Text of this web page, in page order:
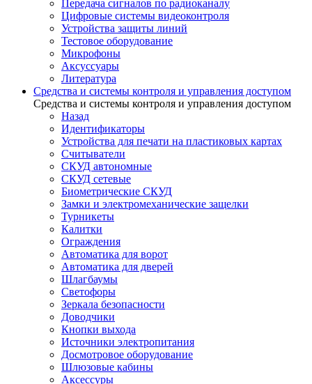
Передача сигналов по радиоканалу
Цифровые системы видеоконтроля
Устройства защиты линий
Тестовое оборудование
Микрофоны
Аксуссуары
Литература
Средства и системы контроля и управления доступом
Средства и системы контроля и управления доступом
Назад
Идентификаторы
Устройства для печати на пластиковых картах
Считыватели
СКУД автономные
СКУД сетевые
Биометрические СКУД
Замки и электромеханические защелки
Турникеты
Калитки
Ограждения
Автоматика для ворот
Автоматика для дверей
Шлагбаумы
Светофоры
Зеркала безопасности
Доводчики
Кнопки выхода
Источники электропитания
Досмотровое оборудование
Шлюзовые кабины
Аксессуры